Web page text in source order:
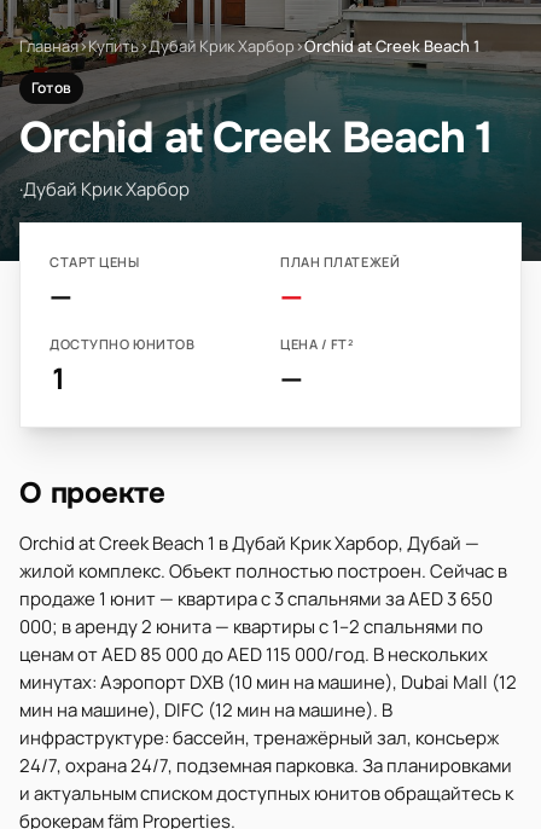
Главная›Купить›Дубай Крик Харбор›Orchid at Creek Beach 1
Готов
Orchid at Creek Beach 1
·Дубай Крик Харбор
СТАРТ ЦЕНЫ
—
ПЛАН ПЛАТЕЖЕЙ
—
ДОСТУПНО ЮНИТОВ
1
ЦЕНА / FT²
—
О проекте
Orchid at Creek Beach 1 в Дубай Крик Харбор, Дубай —
жилой комплекс. Объект полностью построен. Сейчас в
продаже 1 юнит — квартира с 3 спальнями за AED 3 650
000; в аренду 2 юнита — квартиры с 1–2 спальнями по
ценам от AED 85 000 до AED 115 000/год. В нескольких
минутах: Аэропорт DXB (10 мин на машине), Dubai Mall (12
мин на машине), DIFC (12 мин на машине). В
инфраструктуре: бассейн, тренажёрный зал, консьерж
24/7, охрана 24/7, подземная парковка. За планировками
и актуальным списком доступных юнитов обращайтесь к
брокерам fäm Properties.